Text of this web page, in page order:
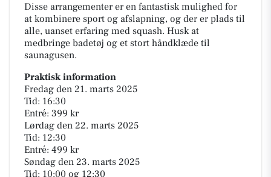
Disse arrangementer er en fantastisk mulighed for
at kombinere sport og afslapning, og der er plads til
alle, uanset erfaring med squash. Husk at
medbringe badetøj og et stort håndklæde til
saunagusen.
Praktisk information
Fredag den 21. marts 2025
Tid: 16:30
Entré: 399 kr
Lørdag den 22. marts 2025
Tid: 12:30
Entré: 499 kr
Søndag den 23. marts 2025
Tid: 10:00 og 12:30